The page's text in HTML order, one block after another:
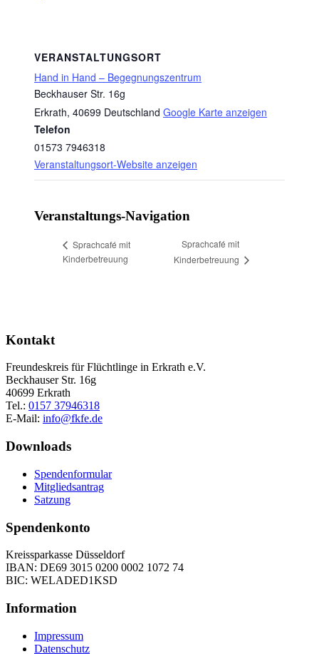
VERANSTALTUNGSORT
Hand in Hand – Begegnungszentrum
Beckhauser Str. 16g
Erkrath, 40699 Deutschland Google Karte anzeigen
Telefon
01573 7946318
Veranstaltungsort-Website anzeigen
Veranstaltungs-Navigation
Sprachcafé mit
Kinderbetreuung
Sprachcafé mit
Kinderbetreuung
Kontakt
Freundeskreis für Flüchtlinge in Erkrath e.V.
Beckhauser Str. 16g
40699 Erkrath
Tel.: 0157 37946318
E-Mail: info@fkfe.de
Downloads
Spendenformular
Mitgliedsantrag
Satzung
Spendenkonto
Kreissparkasse Düsseldorf
IBAN: DE69 3015 0200 0002 1072 74
BIC: WELADED1KSD
Information
Impressum
Datenschutz